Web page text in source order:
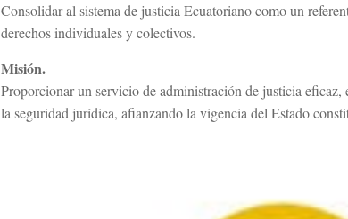
Consolidar al sistema de justicia Ecuatoriano como un
derechos individuales y colectivos.
Misión.
Proporcionar un servicio de administración de justicia
la seguridad jurídica, afianzando la vigencia del Estado